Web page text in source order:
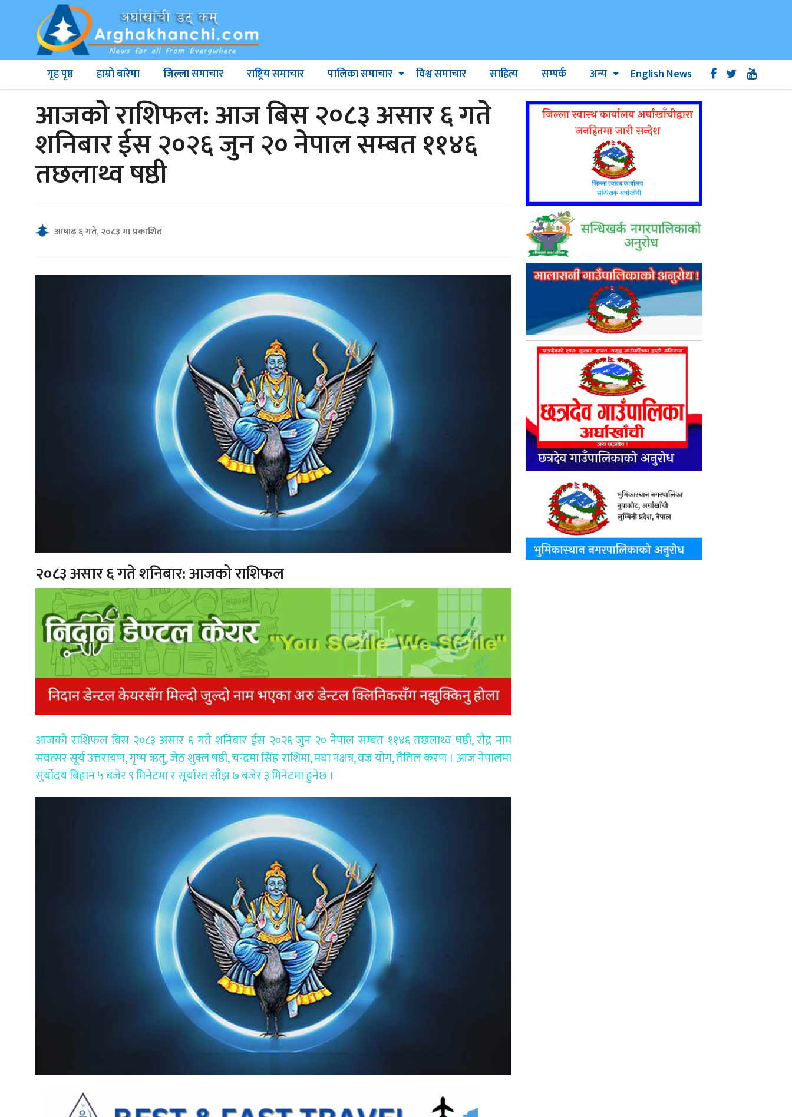
गृह पृष्ठ हाम्रो बारेमा जिल्ला समाचार राष्ट्रिय समाचार पालिका समाचार विश्व समाचार साहित्य सम्पर्क अन्य English News
आजको राशिफल: आज बिस २०८३ असार ६ गते
शनिबार ईस २०२६ जुन २० नेपाल सम्बत ११४६
तछलाथ्व षष्ठी
आषाढ़ ६ गते, २०८३ मा प्रकाशित
२०८३ असार ६ गते शनिबार: आजको राशिफल
आजको राशिफल बिस २०८३ असार ६ गते शनिबार ईस २०२६ जुन २० नेपाल सम्बत ११४६ तछलाथ्व षष्ठी, रौद्र नाम
संवत्सर सूर्य उत्तरायण, गृष्म ऋतु, जेठ शुक्ल षष्ठी, चन्द्रमा सिंह राशिमा, मघा नक्षत्र, वज्र योग, तैतिल करण । आज नेपालमा
सुर्योदय बिहान ५ बजेर ९ मिनेटमा र सूर्यास्त साँझ ७ बजेर ३ मिनेटमा हुनेछ ।